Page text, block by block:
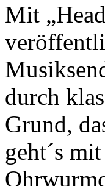
Mit
durch
Grund,
geht´s